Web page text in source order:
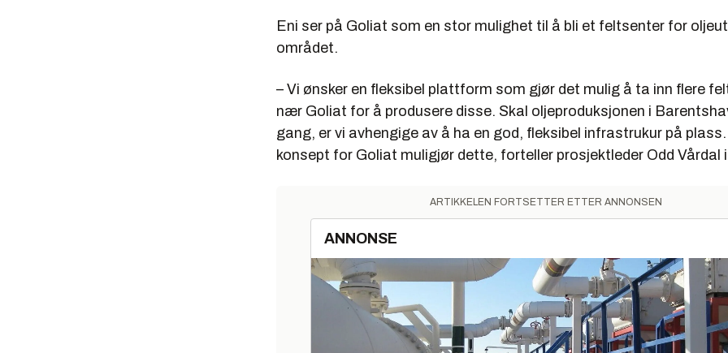
Eni ser på Goliat som en stor mulighet til å bli et feltsenter for
området.
– Vi ønsker en fleksibel plattform som gjør det mulig å ta inn flere
nær Goliat for å produsere disse. Skal oljeproduksjonen i
gang, er vi avhengige av å ha en god, fleksibel infrastrukur på
konsept for Goliat muligjør dette, forteller prosjektleder Odd Vårdal
ARTIKKELEN FORTSETTER ETTER ANNONSEN
ANNONSE